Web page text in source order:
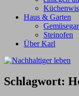
Haus & Garten
Steinofen
Über Karl
Schlagwort: